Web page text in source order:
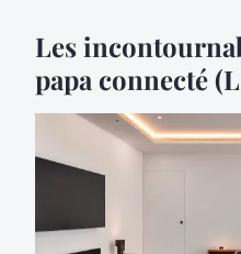
Les
papa connecté